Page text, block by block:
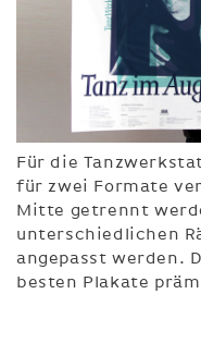
Für die
für zwei Formate
Mitte getrennt
unterschiedlichen
angepasst werden.
besten Plakate